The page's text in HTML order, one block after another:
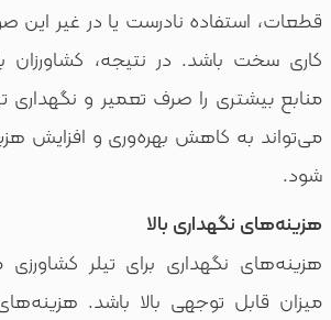
نادرست یا در غیر این صورت، شرایط
در نتیجه، کشاورزان باید زمان و
را صرف تعمیر و نگهداری تیلر کنند که
کاهش بهره‌وری و افزایش هزینه‌ها منجر
بالا
برای تیلر کشاورزی می‌تواند به
توجهی بالا باشد. هزینه‌های مربوط به